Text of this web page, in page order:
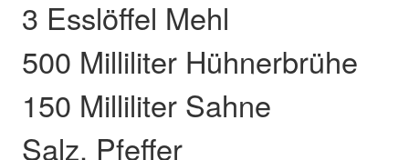
3 Esslöffel Mehl
500 Milliliter Hühnerbrühe
150 Milliliter Sahne
Salz, Pfeffer